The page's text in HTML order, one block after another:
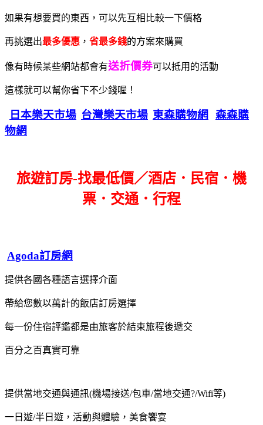
如果有想要買的東西，可以先互相比較一下價格
再挑選出最多優惠 ， 省最多錢的方案來購買
像有時候某些網站都會有送折價券可以抵用的活動
這樣就可以幫你省下不少錢喔！
日本樂天市場 台灣樂天市場 東森購物網
森森購
物網
旅遊訂房-找最低價／酒店．民宿．機
票．交通．行程
Agoda訂房網
提供各國各種語言選擇介面
帶給您數以萬計的飯店訂房選擇
每一份住宿評鑑都是由旅客於結束旅程後遞交
百分之百真實可靠
提供當地交通與通訊(機場接送/包車/當地交通?/Wifi等)
一日遊/半日遊，活動與體驗，美食饗宴